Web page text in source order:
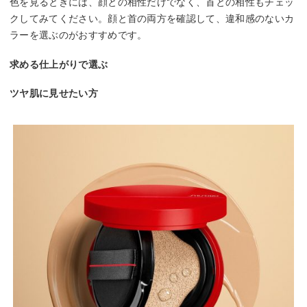
クしてみてください。顔と首の両方を確認して、違和感のないカ
ラーを選ぶのがおすすめです。
求める仕上がりで選ぶ
ツヤ肌に見せたい方